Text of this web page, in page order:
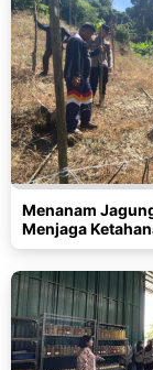
Menanam
Menjaga